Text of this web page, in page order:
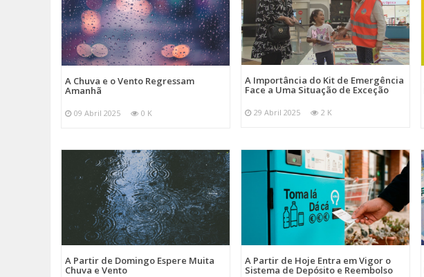
A Chuva e o Vento Regressam
Amanhã
09 Abril 2025 0 K
A Importância do Kit de Emergência
Face a Uma Situação de Exceção
29 Abril 2025 2 K
A Partir de Domingo Espere Muita
Chuva e Vento
A Partir de Hoje Entra em Vigor o
Sistema de Depósito e Reembolso